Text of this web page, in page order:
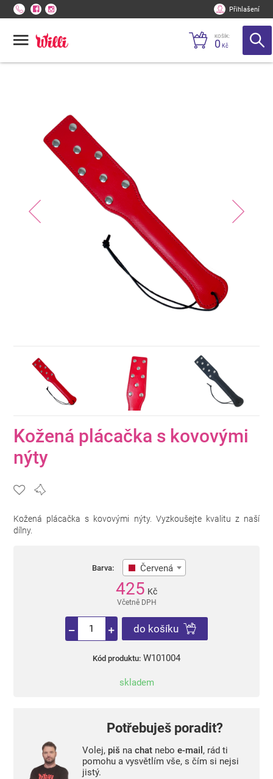
Přihlašení
KOŠÍK:
0 Kč
Kožená plácačka s kovovými
nýty
Kožená plácačka s kovovými nýty. Vyzkoušejte kvalitu z naší
dílny.
Barva: Červená
425 Kč
Včetně DPH
do košíku
Kód produktu: W101004
skladem
Potřebuješ poradit?
Volej, piš na chatnebo e-mail , rád ti
pomohu a vysvětlím vše, s čím si nejsi
jistý.